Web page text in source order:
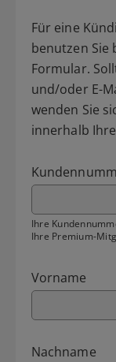
Für eine
benutzen Sie
Formular.
und/oder E-
wenden Sie
innerhalb
Ihre
Ihre Premium-
Vorname
Nachname